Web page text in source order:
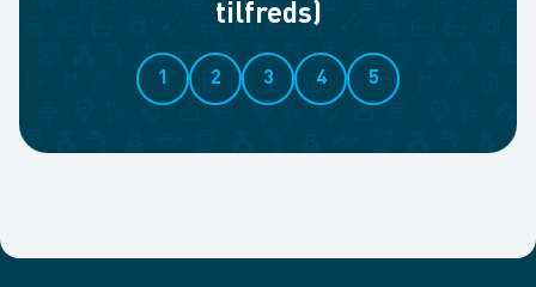
tilfreds)
1 2 3 4 5